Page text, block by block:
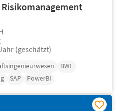
(geschätzt)
BWL
SAP PowerBI